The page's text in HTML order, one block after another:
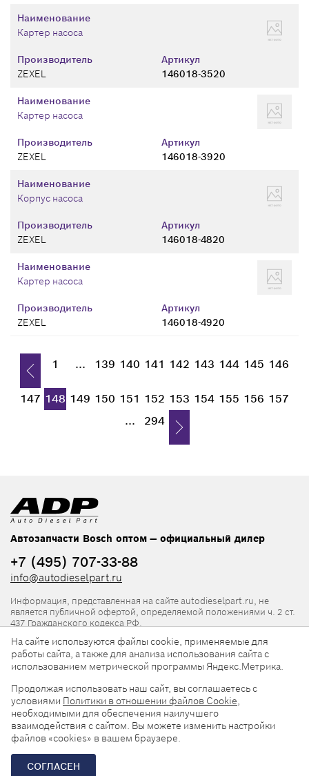
Производитель
ZEXEL
Артикул
146018-3520
Наименование
Картер насоса
Производитель
ZEXEL
Артикул
146018-3920
Наименование
Картер насоса
Производитель
ZEXEL
Артикул
146018-4820
Наименование
Корпус насоса
Производитель
ZEXEL
Артикул
146018-4920
Наименование
Картер насоса
1 ... 139 140 141 142 143 144 145 146
147 148 149 150 151 152 153 154 155 156 157
...
294
Автозапчасти Bosch оптом — официальный дилер
+7 (495) 707-33-88
info@autodieselpart.ru
Информация, представленная на сайте autodieselpart.ru, не
является публичной офертой, определяемой положениями ч. 2 ст.
437 Гражданского кодекса РФ.
Нормативная документация
ADP в социальных сетях
© 2026, ООО «АвтоДизельПарт». Все права защищены.
Разработка сайта —
На сайте используются файлы cookie, применяемые для
работы сайта, а также для анализа использования сайта с
использованием метрической программы Яндекс.Метрика.
Продолжая использовать наш сайт, вы соглашаетесь с
условиями Политики в отношении файлов Cookie,
необходимыми для обеспечения наилучшего
взаимодействия с сайтом. Вы можете изменить настройки
файлов «cookies» в вашем браузере.
СОГЛАСЕН